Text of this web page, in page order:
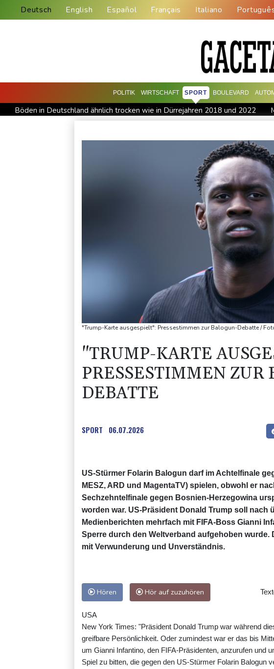
Deutsch English Español Français Italiano
POLITIK WIRTSCHAFT SPORT BOULEVARD
Böden in Deutschland ähnlich trocken wie in Dürrejahren 2018 und 2022
Fund von Sprengstoffdrohne sorgt für Debatte über Luftsicherheit
Für
Niedrigwasser: Bilger erwägt Aufhebung von Sonn- und Feiertagsfahrverbot
Knöchelbruch: Lamparter muss nach Sturz operiert werden
Medien:
"Trump-Karte ausgespielt": Pressestimmen zur Balogun-Debatte /
"TRUMP-KARTE
PRESSESTIMMEN ZUR
DEBATTE
SPORT 06.07.2026
US-Stürmer Folarin Balogun darf im Achtelfinale
MESZ, ARD und MagentaTV) spielen, obwohl er
Sechzehntelfinale gegen Bosnien-Herzegowina
worden war. US-Präsident Donald Trump soll nach
Medienberichten mehrfach mit FIFA-Boss Gianni
Sperre durch den Weltverband aufgehoben wurde.
mit Verwunderung und Unverständnis.
Hören Hör auf zuzuhören
USA
New York Times: "Präsident Donald Trump war während
greifbare Persönlichkeit. Oder zumindest war er das bis
um Gianni Infantino, den FIFA-Präsidenten, anzurufen und
Spiel zu bitten, die gegen den US-Stürmer Folarin Balogun